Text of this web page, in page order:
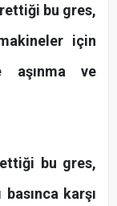
bu gres,
için
aşınma ve
bu gres,
basınca karşı